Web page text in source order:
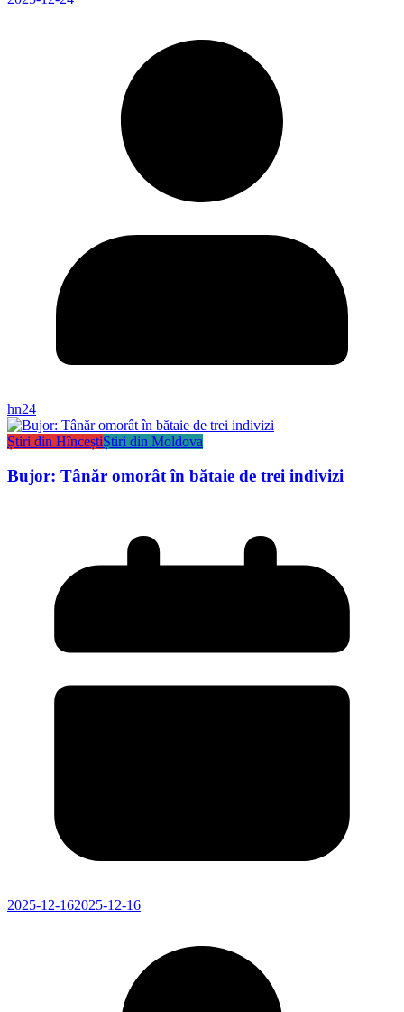
hn24
Știri din HînceștiȘtiri din Moldova
Bujor: Tânăr omorât în bătaie de trei indivizi
2025-12-162025-12-16